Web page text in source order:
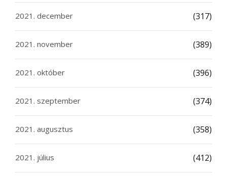
2021. december (317)
2021. november (389)
2021. október (396)
2021. szeptember (374)
2021. augusztus (358)
2021. július (412)